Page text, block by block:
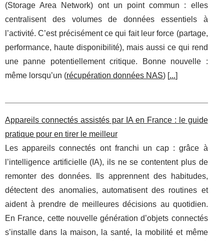
(Storage Area Network) ont un point commun : elles
centralisent des volumes de données essentiels à
l’activité. C’est précisément ce qui fait leur force (partage,
performance, haute disponibilité), mais aussi ce qui rend
une panne potentiellement critique. Bonne nouvelle :
même lorsqu’un (récupération données NAS) [...]
Appareils connectés assistés par IA en France : le guide
pratique pour en tirer le meilleur
Les appareils connectés ont franchi un cap : grâce à
l’intelligence artificielle (IA), ils ne se contentent plus de
remonter des données. Ils apprennent des habitudes,
détectent des anomalies, automatisent des routines et
aident à prendre de meilleures décisions au quotidien.
En France, cette nouvelle génération d’objets connectés
s’installe dans la maison, la santé, la mobilité et même